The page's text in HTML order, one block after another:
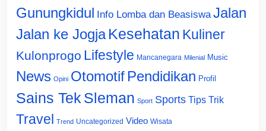
Gunungkidul Info Lomba dan Beasiswa Jalan
Jalan ke Jogja Kesehatan Kuliner
Kulonprogo Lifestyle Mancanegara Milenial Music
News Opini Otomotif Pendidikan Profil
Sains Tek Sleman Sport Sports Tips Trik
Travel Trend Uncategorized Video Wisata